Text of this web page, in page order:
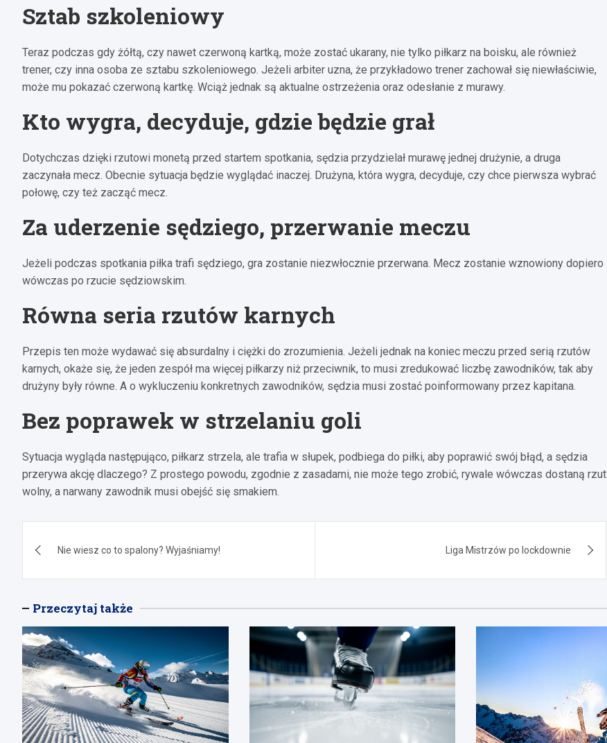
Sztab szkoleniowy
Teraz podczas gdy żółtą, czy nawet czerwoną kartką, może zostać ukarany, nie tylko piłkarz na boisku, ale również
trener, czy inna osoba ze sztabu szkoleniowego. Jeżeli arbiter uzna, że przykładowo trener zachował się niewłaściwie,
może mu pokazać czerwoną kartkę. Wciąż jednak są aktualne ostrzeżenia oraz odesłanie z murawy.
Kto wygra, decyduje, gdzie będzie grał
Dotychczas dzięki rzutowi monetą przed startem spotkania, sędzia przydzielał murawę jednej drużynie, a druga
zaczynała mecz. Obecnie sytuacja będzie wyglądać inaczej. Drużyna, która wygra, decyduje, czy chce pierwsza wybrać
połowę, czy też zacząć mecz.
Za uderzenie sędziego, przerwanie meczu
Jeżeli podczas spotkania piłka trafi sędziego, gra zostanie niezwłocznie przerwana. Mecz zostanie wznowiony dopiero
wówczas po rzucie sędziowskim.
Równa seria rzutów karnych
Przepis ten może wydawać się absurdalny i ciężki do zrozumienia. Jeżeli jednak na koniec meczu przed serią rzutów
karnych, okaże się, że jeden zespół ma więcej piłkarzy niż przeciwnik, to musi zredukować liczbę zawodników, tak aby
drużyny były równe. A o wykluczeniu konkretnych zawodników, sędzia musi zostać poinformowany przez kapitana.
Bez poprawek w strzelaniu goli
Sytuacja wygląda następująco, piłkarz strzela, ale trafia w słupek, podbiega do piłki, aby poprawić swój błąd, a sędzia
przerywa akcję dlaczego? Z prostego powodu, zgodnie z zasadami, nie może tego zrobić, rywale wówczas dostaną rzut
wolny, a narwany zawodnik musi obejść się smakiem.
wpisu
Nie wiesz co to spalony? Wyjaśniamy! Liga Mistrzów po lockdownie
Przeczytaj także